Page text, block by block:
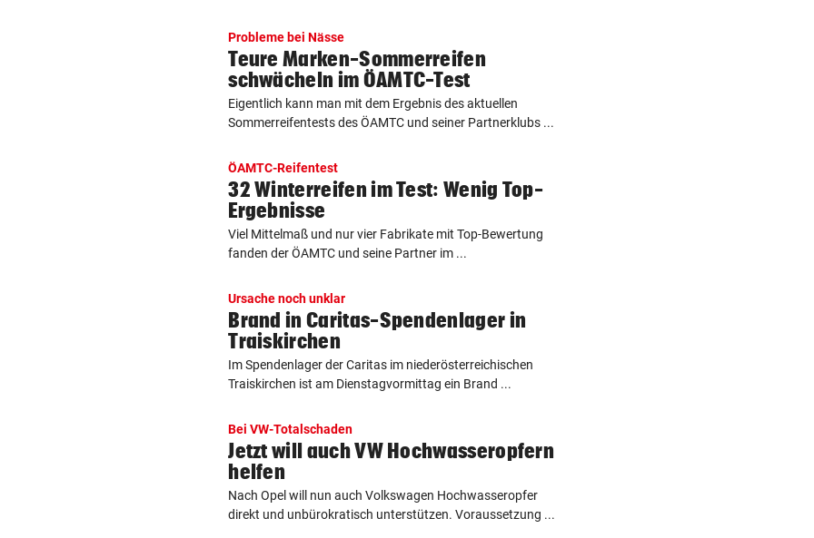
Probleme bei Nässe
Teure Marken-Sommerreifen
schwächeln im ÖAMTC-Test
Eigentlich kann man mit dem Ergebnis des aktuellen
Sommerreifentests des ÖAMTC und seiner Partnerklubs ...
ÖAMTC-Reifentest
32 Winterreifen im Test: Wenig Top-
Ergebnisse
Viel Mittelmaß und nur vier Fabrikate mit Top-Bewertung
fanden der ÖAMTC und seine Partner im ...
Ursache noch unklar
Brand in Caritas-Spendenlager in
Traiskirchen
Im Spendenlager der Caritas im niederösterreichischen
Traiskirchen ist am Dienstagvormittag ein Brand ...
Bei VW-Totalschaden
Jetzt will auch VW Hochwasseropfern
helfen
Nach Opel will nun auch Volkswagen Hochwasseropfer
direkt und unbürokratisch unterstützen. Voraussetzung ...